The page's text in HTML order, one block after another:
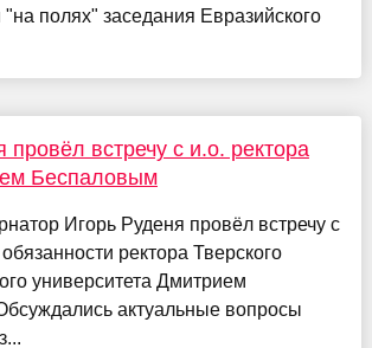
полях" заседания Евразийского
провёл встречу с и.о. ректора
Беспаловым
Игорь Руденя провёл встречу с
ректора Тверского
университета Дмитрием
актуальные вопросы